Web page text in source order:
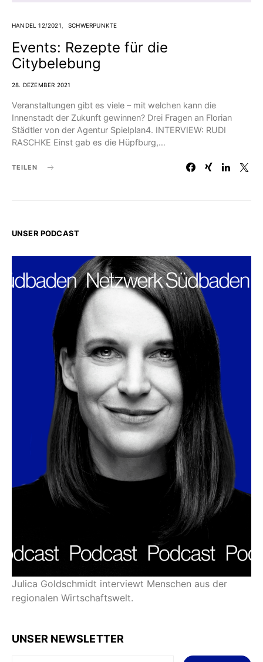
HANDEL 12/2021 SCHWERPUNKTE
Events: Rezepte für die
Citybelebung
28. DEZEMBER 2021
Veranstaltungen gibt es viele – mit welchen kann die
Innenstadt der Zukunft gewinnen? Drei Fragen an Florian
Städtler von der Agentur Spielplan4. INTERVIEW: RUDI
RASCHKE Einst gab es die Hüpfburg,…
TEILEN
UNSER PODCAST
Julica Goldschmidt interviewt Menschen aus der
regionalen Wirtschaftswelt.
UNSER NEWSLETTER